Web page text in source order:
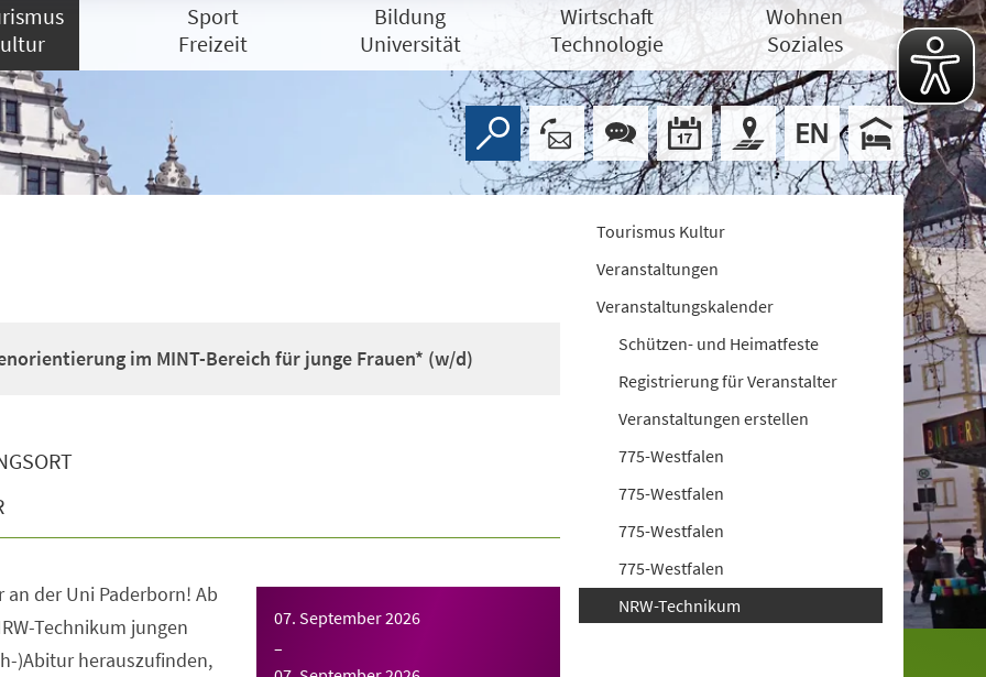
Sport
Freizeit
Bildung
Universität
Wirtschaft
Technologie
Wohnen
Soziales
im MINT-Bereich für junge Frauen* (w/d)
07. September 2026
–
an der Uni Paderborn! Ab
Technikum jungen
)Abitur herauszufinden,
Tourismus Kultur
Veranstaltungen
Veranstaltungskalender
Schützen- und Heimatfeste
Registrierung für Veranstalter
Veranstaltungen erstellen
775-Westfalen
775-Westfalen
775-Westfalen
775-Westfalen
NRW-Technikum